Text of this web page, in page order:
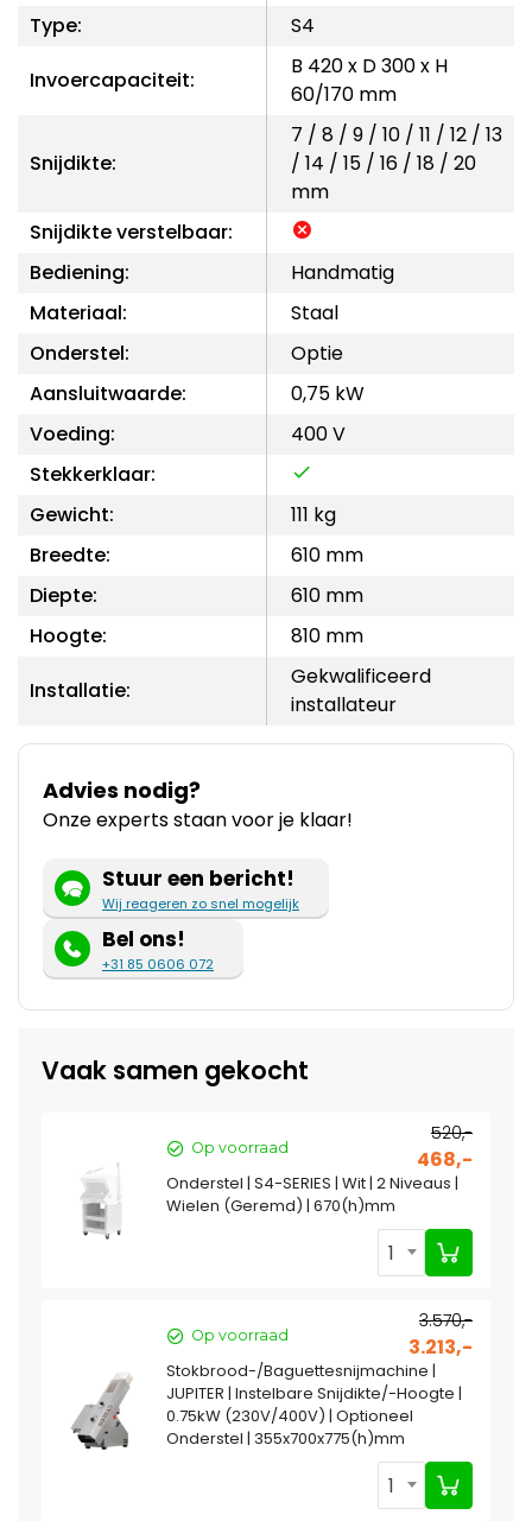
Type:
S4
Invoercapaciteit:
B 420 x D 300 x H
60/170 mm
Snijdikte:
7 / 8 / 9 / 10 / 11 / 12 / 13
/ 14 / 15 / 16 / 18 / 20
mm
Snijdikte verstelbaar:
Bediening:
Handmatig
Materiaal:
Staal
Onderstel:
Optie
Aansluitwaarde:
0,75 kW
Voeding:
400 V
Stekkerklaar:
Gewicht:
111 kg
Breedte:
610 mm
Diepte:
610 mm
Hoogte:
810 mm
Installatie:
Gekwalificeerd
installateur
Advies nodig?
Onze experts staan voor je klaar!
Stuur een bericht!
Wij reageren zo snel mogelijk
Bel ons!
+31 85 0606 072
Vaak samen gekocht
Op voorraad
520,-
468,-
Onderstel | S4-SERIES | Wit | 2 Niveaus |
Wielen (Geremd) | 670(h)mm
1
Op voorraad
3.570,-
3.213,-
Stokbrood-/Baguettesnijmachine |
JUPITER | Instelbare Snijdikte/-Hoogte |
0.75kW (230V/400V) | Optioneel
Onderstel | 355x700x775(h)mm
1